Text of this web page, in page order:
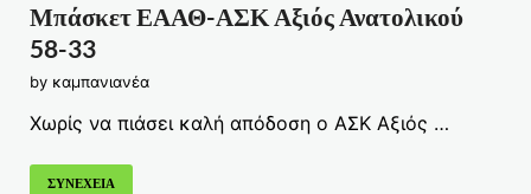
Μπάσκετ ΕΑΑΘ-ΑΣΚ Αξιός Ανατολικού
58-33
by καμπανιανέα
Χωρίς να πιάσει καλή απόδοση ο ΑΣΚ Αξιός …
ΣΥΝΕΧΕΙΑ